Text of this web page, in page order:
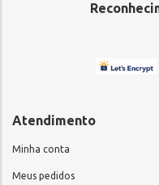
Atendimento
Minha conta
Meus pedidos